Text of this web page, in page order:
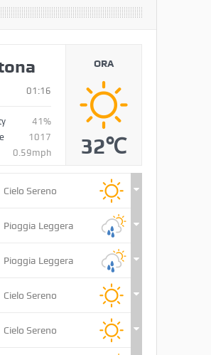
01:16
41%
1017
0.59mph
ORA
32℃
Cielo Sereno
Pioggia Leggera
Pioggia Leggera
Cielo Sereno
Cielo Sereno